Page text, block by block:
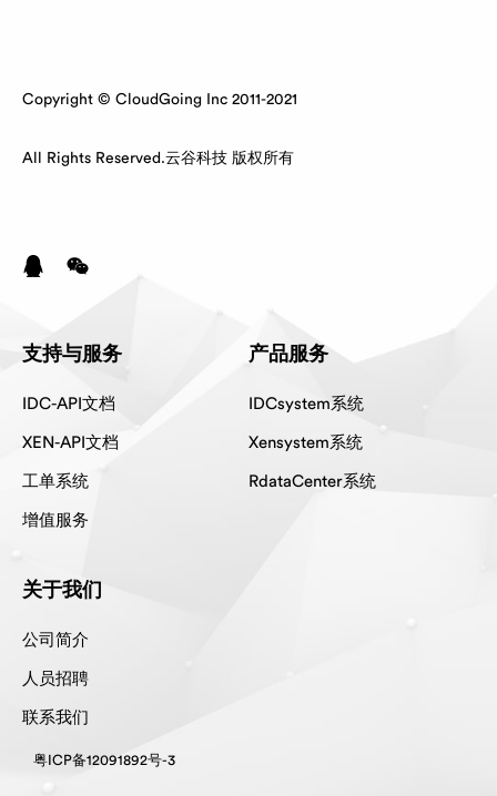
Copyright © CloudGoing Inc 2011-2021
All Rights Reserved.云谷科技 版权所有
支持与服务
IDC-API文档
XEN-API文档
工单系统
增值服务
产品服务
IDCsystem系统
Xensystem系统
RdataCenter系统
关于我们
公司简介
人员招聘
联系我们
粤ICP备12091892号-3